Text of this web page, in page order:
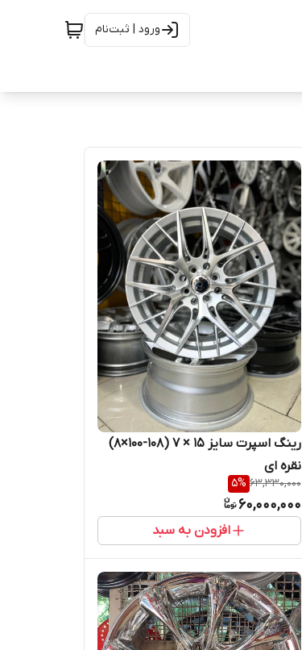
ورود | ثبت‌نام
رینگ اسپرت سایز ۱۵ × ۷ (۱۰۸-۱۰۰×۸)
نقره ای
63,330,000
5%
60,000,000
افزودن به سبد